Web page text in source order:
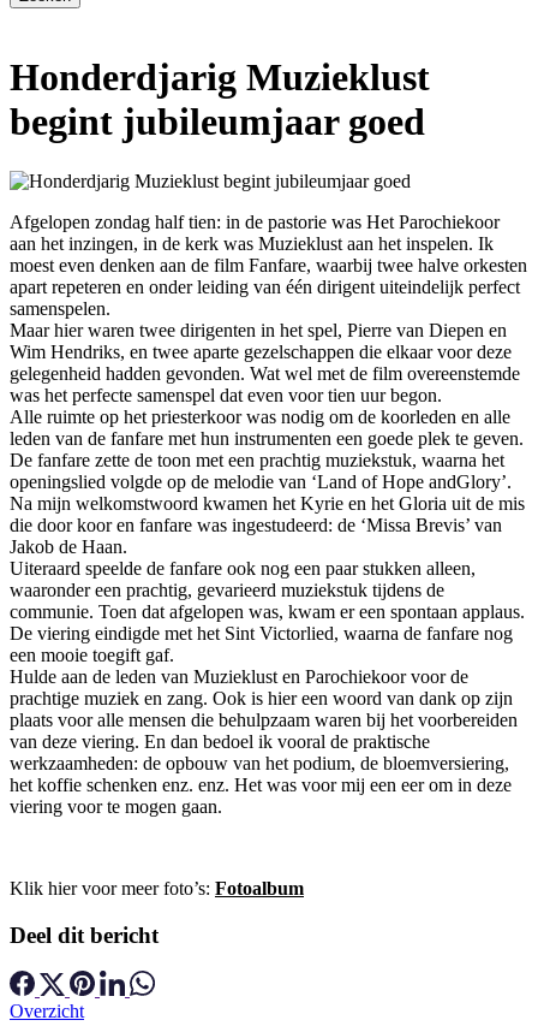
Honderdjarig Muzieklust
begint jubileumjaar goed
Afgelopen zondag half tien: in de pastorie was Het Parochiekoor
aan het inzingen, in de kerk was Muzieklust aan het inspelen. Ik
moest even denken aan de film Fanfare, waarbij twee halve orkesten
apart repeteren en onder leiding van één dirigent uiteindelijk perfect
samenspelen.
Maar hier waren twee dirigenten in het spel, Pierre van Diepen en
Wim Hendriks, en twee aparte gezelschappen die elkaar voor deze
gelegenheid hadden gevonden. Wat wel met de film overeenstemde
was het perfecte samenspel dat even voor tien uur begon.
Alle ruimte op het priesterkoor was nodig om de koorleden en alle
leden van de fanfare met hun instrumenten een goede plek te geven.
De fanfare zette de toon met een prachtig muziekstuk, waarna het
openingslied volgde op de melodie van ‘Land of Hope andGlory’.
Na mijn welkomstwoord kwamen het Kyrie en het Gloria uit de mis
die door koor en fanfare was ingestudeerd: de ‘Missa Brevis’ van
Jakob de Haan.
Uiteraard speelde de fanfare ook nog een paar stukken alleen,
waaronder een prachtig, gevarieerd muziekstuk tijdens de
communie. Toen dat afgelopen was, kwam er een spontaan applaus.
De viering eindigde met het Sint Victorlied, waarna de fanfare nog
een mooie toegift gaf.
Hulde aan de leden van Muzieklust en Parochiekoor voor de
prachtige muziek en zang. Ook is hier een woord van dank op zijn
plaats voor alle mensen die behulpzaam waren bij het voorbereiden
van deze viering. En dan bedoel ik vooral de praktische
werkzaamheden: de opbouw van het podium, de bloemversiering,
het koffie schenken enz. enz. Het was voor mij een eer om in deze
viering voor te mogen gaan.
Klik hier voor meer foto’s: Fotoalbum
Deel dit bericht
Overzicht